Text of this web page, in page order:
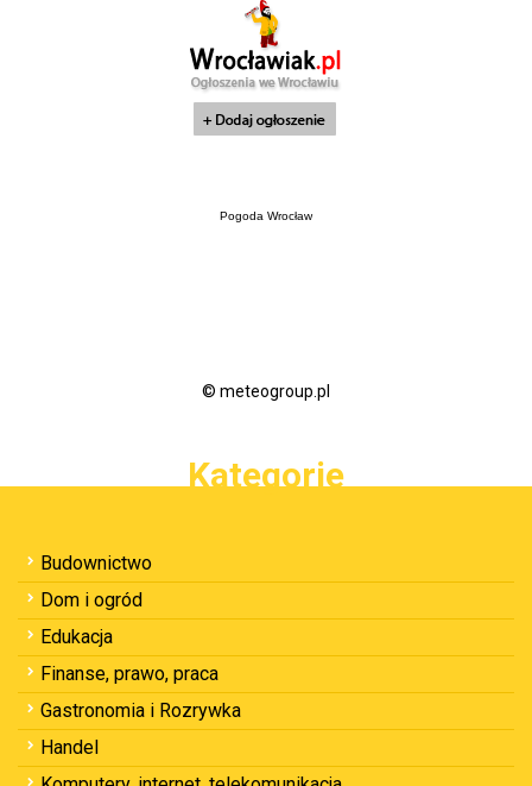
Pogoda Wrocław
© meteogroup.pl
Kategorie
Budownictwo
Dom i ogród
Edukacja
Finanse, prawo, praca
Gastronomia i Rozrywka
Handel